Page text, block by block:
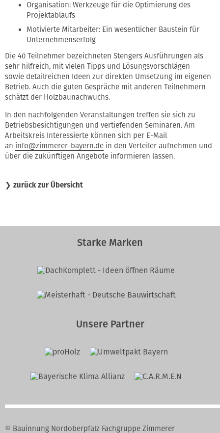
Organisation: Werkzeuge für die Optimierung des
Projektablaufs
Motivierte Mitarbeiter: Ein wesentlicher Baustein für
Unternehmenserfolg
Die 40 Teilnehmer bezeichneten Stengers Ausführungen als
sehr hilfreich, mit vielen Tipps und Lösungsvorschlägen
sowie detailreichen Ideen zur direkten Umsetzung im eigenen
Betrieb. Auch die guten Gespräche mit anderen Teilnehmern
schätzt der Holzbaunachwuchs.
In den nachfolgenden Veranstaltungen treffen sie sich zu
Betriebsbesichtigungen und vertiefenden Seminaren. Am
Arbeitskreis Interessierte können sich per E-Mail
an info@zimmerer-bayern.de in den Verteiler aufnehmen und
über die zukünftigen Angebote informieren lassen.
❯ zurück zur Übersicht
Starke Marken
Unsere Partner
© Bauinnung Nordoberpfalz Fachgruppe Zimmerer